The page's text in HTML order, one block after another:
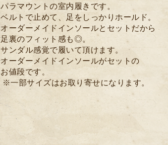
パラマウントの室内履きです。
ベルトで止めて、足をしっかりホールド。
オーダーメイドインソールとセットだから
足裏のフィット感も◎。
サンダル感覚で履いて頂けます。
オーダーメイドインソールがセットの
お値段です。
※一部サイズはお取り寄せになります。